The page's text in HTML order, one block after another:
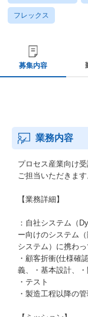
フレックス
募集内容
業務内容
プロセス産業向け
ご担当いただきます
【業務詳細】
：自社システム（
ー向けのシステム
システム）に携わっ
・顧客折衝(仕様確
義、・基本設計、・
・テスト
・製造工程以降の管